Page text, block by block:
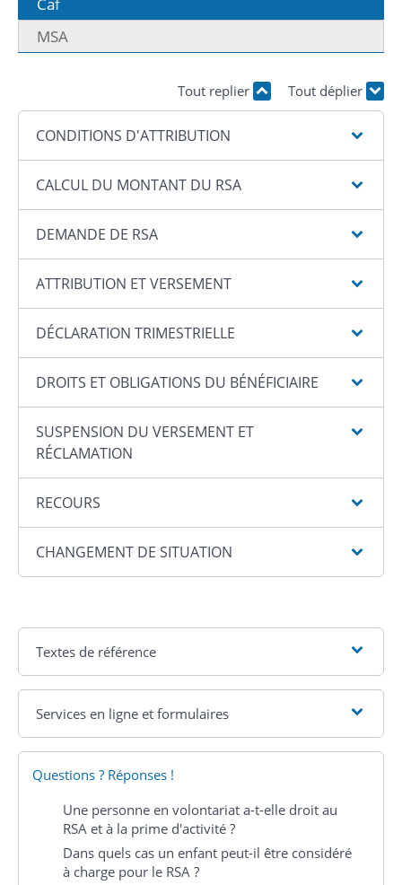
MSA
Tout replier Tout déplier
CONDITIONS D'ATTRIBUTION
CALCUL DU MONTANT DU RSA
DEMANDE DE RSA
ATTRIBUTION ET VERSEMENT
DÉCLARATION TRIMESTRIELLE
DROITS ET OBLIGATIONS DU BÉNÉFICIAIRE
SUSPENSION DU VERSEMENT ET
RÉCLAMATION
RECOURS
CHANGEMENT DE SITUATION
Textes de référence
Services en ligne et formulaires
Questions ? Réponses !
Une personne en volontariat a-t-elle droit au
RSA et à la prime d'activité ?
Dans quels cas un enfant peut-il être considéré
à charge pour le RSA ?